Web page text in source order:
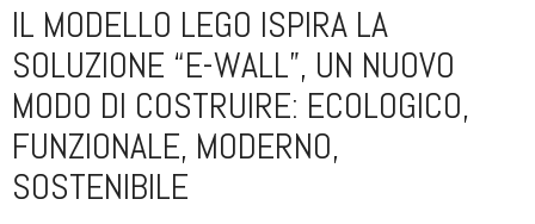
IL MODELLO LEGO ISPIRA LA
SOLUZIONE “E-WALL”, UN NUOVO
MODO DI COSTRUIRE: ECOLOGICO,
FUNZIONALE, MODERNO,
SOSTENIBILE